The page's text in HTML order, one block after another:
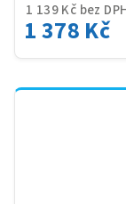
1 139 Kč bez
1 378 Kč